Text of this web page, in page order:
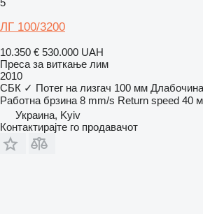
ЛГ 100/3200
10.350 € 530.000 UAH
Преса за виткање лим
2010
СБК ✓ Потег на лизгач 100 мм
Работна брзина 8 mm/s Return speed 40
Украина, Kyiv
Контактирајте го продавачот